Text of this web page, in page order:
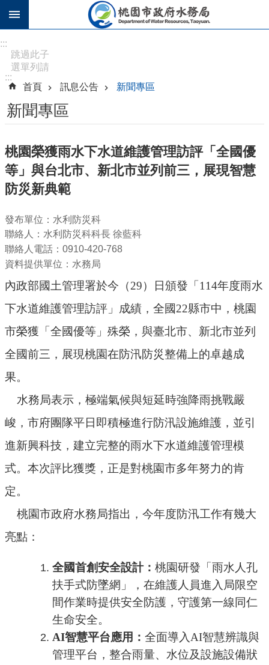
跳到主要內容區塊
階
搜
尋
息
公
告
識
水
務
關
通
錄
業
務
訊
便
民
務
政
府
訊
:::
跳過此子
選單列請
[Enter]，
繼續則按
[Tab]
:::
首頁
訊息公告 新聞專區
新聞專區
桃園榮獲雨水下水道維護管理訪評「全國優
等」與台北市、新北市並列前三，展現智慧
防災新典範
發布單位：水利防災科
聯絡人：水利防災科科長 徐藍科
聯絡人電話：0910-420-768
資料提供單位：水務局
內政部國土管理署於今（29）日頒發「114年度雨水
下水道維護管理訪評」成績，全國22縣市中，桃園
市榮獲「全國優等」殊榮，與臺北市、新北市並列
全國前三，展現桃園在防汛防災整備上的卓越成
果。
水務局表示，極端氣候與短延時強降雨挑戰嚴
峻，市府團隊平日即積極進行防汛設施維護，並引
進新興科技，建立完整的雨水下水道維護管理模
式。本次評比獲獎，正是對桃園市多年努力的肯
定。
桃園市政府水務局指出，今年度防汛工作有幾大
亮點：
全國首創安全設計：桃園研發「雨水人孔
扶手式防墜網」，在維護人員進入局限空
間作業時提供安全防護，守護第一線同仁
生命安全。
AI智慧平台應用：全面導入AI智慧辨識與
管理平台，整合雨量、水位及設施設備狀